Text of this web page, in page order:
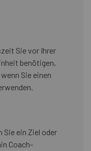
Sie vor Ihrer
benötigen,
Sie einen
Sie ein Ziel oder
Coach-